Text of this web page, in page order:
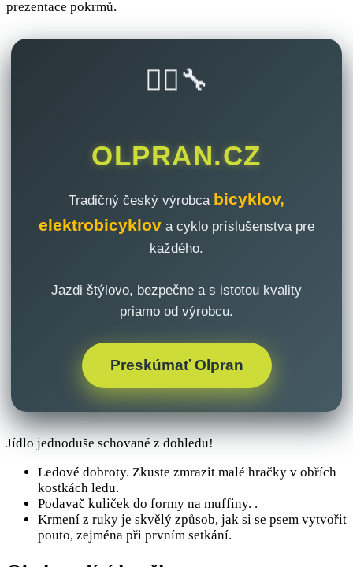
prezentace pokrmů.
🚴‍♂️🔧
OLPRAN.CZ
Tradičný český výrobca bicyklov,
elektrobicyklov a cyklo príslušenstva pre
každého.
Jazdi štýlovo, bezpečne a s istotou kvality
priamo od výrobcu.
Preskúmať Olpran
Jídlo jednoduše schované z dohledu!
Ledové dobroty. Zkuste zmrazit malé hračky v obřích
kostkách ledu.
Podavač kuliček do formy na muffiny. .
Krmení z ruky je skvělý způsob, jak si se psem vytvořit
pouto, zejména při prvním setkání.